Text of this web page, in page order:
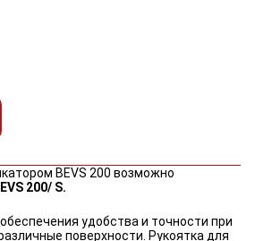
BEVS 200 возможно
200/ S.
удобства и точности при
поверхности. Рукоятка для